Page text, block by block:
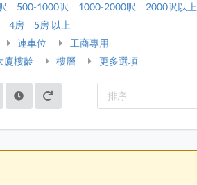
500-1000呎 1000-2000呎
2000呎以上
4房
5房 以上
連車位
工商專用
廈樓齡 樓層 更多選項
排序